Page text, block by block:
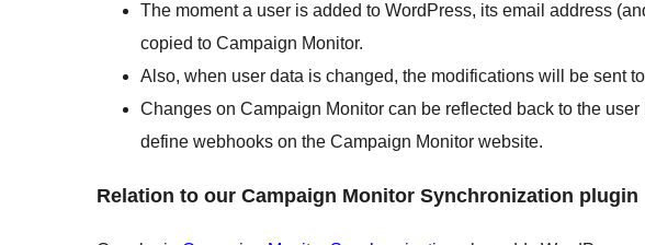
The moment a user is added to WordPress, its email address
copied to Campaign Monitor.
Also, when user data is changed, the modifications will be sent
Changes on Campaign Monitor can be reflected back to the
define webhooks on the Campaign Monitor website.
Relation to our Campaign Monitor Synchronization plugin